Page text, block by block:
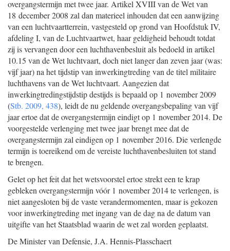
overgangstermijn met twee jaar. Artikel XVIII van de Wet van
18 december 2008 zal dan materieel inhouden dat een aanwijzing
van een luchtvaartterrein, vastgesteld op grond van Hoofdstuk IV,
afdeling I, van de Luchtvaartwet, haar geldigheid behoudt totdat
zij is vervangen door een luchthavenbesluit als bedoeld in artikel
10.15 van de Wet luchtvaart, doch niet langer dan zeven jaar (was:
vijf jaar) na het tijdstip van inwerkingtreding van de titel militaire
luchthavens van de Wet luchtvaart. Aangezien dat
inwerkingtredingstijdstip destijds is bepaald op 1 november 2009
(Stb. 2009, 438), leidt de nu geldende overgangsbepaling van vijf
jaar ertoe dat de overgangstermijn eindigt op 1 november 2014. De
voorgestelde verlenging met twee jaar brengt mee dat de
overgangstermijn zal eindigen op 1 november 2016. Die verlengde
termijn is toereikend om de vereiste luchthavenbesluiten tot stand
te brengen.
Gelet op het feit dat het wetsvoorstel ertoe strekt een te krap
gebleken overgangstermijn vóór 1 november 2014 te verlengen, is
niet aangesloten bij de vaste verandermomenten, maar is gekozen
voor inwerkingtreding met ingang van de dag na de datum van
uitgifte van het Staatsblad waarin de wet zal worden geplaatst.
De Minister van Defensie, J.A. Hennis-Plasschaert